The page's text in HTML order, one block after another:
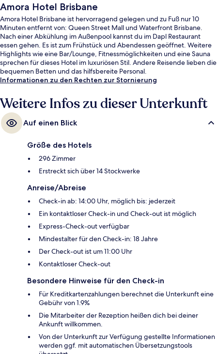
Amora Hotel Brisbane
Amora Hotel Brisbane ist hervorragend gelegen und zu Fuß nur 10
Minuten entfernt von: Queen Street Mall und Waterfront Brisbane.
Nach einer Abkühlung im Außenpool kannst du im Dapl Restaurant
essen gehen. Es ist zum Frühstück und Abendessen geöffnet. Weitere
Highlights wie eine Bar/Lounge, Fitnessmöglichkeiten und eine Sauna
sprechen für dieses Hotel im luxuriösen Stil. Andere Reisende lieben die
bequemen Betten und das hilfsbereite Personal.
Informationen zu den Rechten zur Stornierung
Weitere Infos zu dieser Unterkunft
Auf einen Blick
Größe des Hotels
296 Zimmer
Erstreckt sich über 14 Stockwerke
Anreise/Abreise
Check-in ab: 14:00 Uhr, möglich bis: jederzeit
Ein kontaktloser Check-in und Check-out ist möglich
Express-Check-out verfügbar
Mindestalter für den Check-in: 18 Jahre
Der Check-out ist um 11:00 Uhr
Kontaktloser Check-out
Besondere Hinweise für den Check-in
Für Kreditkartenzahlungen berechnet die Unterkunft eine
Gebühr von 1.9%
Die Mitarbeiter der Rezeption heißen dich bei deiner
Ankunft willkommen.
Von der Unterkunft zur Verfügung gestellte Informationen
werden ggf. mit automatischen Übersetzungstools